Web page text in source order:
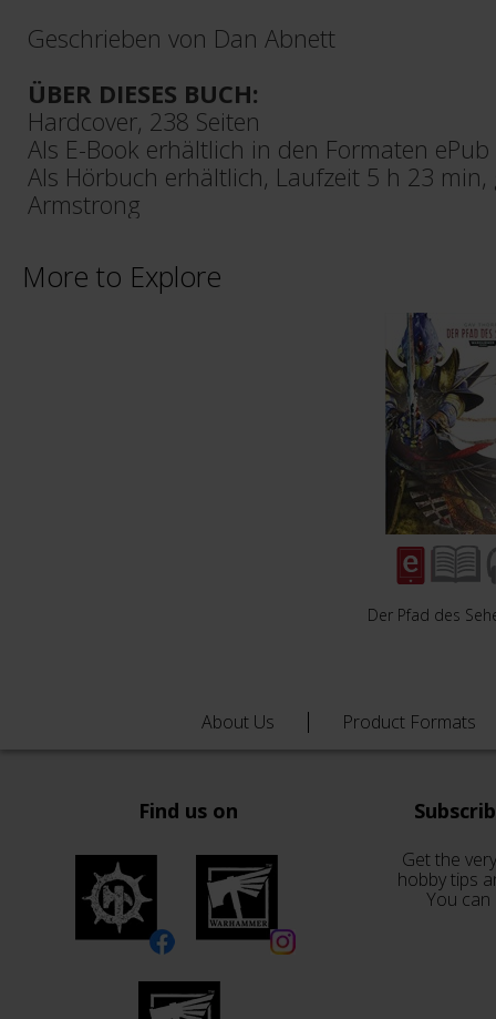
Geschrieben von Dan Abnett
ÜBER DIESES BUCH:
Hardcover, 238 Seiten
Als E-Book erhältlich in den Formaten
Als Hörbuch erhältlich, Laufzeit 5 h 23 min,
Armstrong
More to Explore
Der Pfad des
About Us Product Formats
Find us on
Get the
hobby tips
You